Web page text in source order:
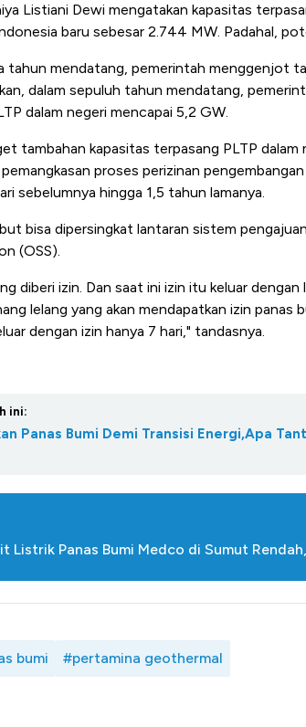
Listiani Dewi mengatakan kapasitas
baru sebesar 2.744 MW. Padahal,
tahun mendatang, pemerintah menggenjot
dalam sepuluh tahun mendatang,
dalam negeri mencapai 5,2 GW.
tambahan kapasitas terpasang PLTP dalam
proses perizinan
sebelumnya hingga 1,5 tahun lamanya.
bisa dipersingkat lantaran sistem
(OSS).
diberi izin. Dan saat ini izin itu keluar
lelang yang akan mendapatkan izin panas
dengan izin hanya 7 hari," tandasnya.
ini:
Panas Bumi Demi Transisi Energi,Apa
Listrik Panas Bumi Medco di Sumut
bumi #pertamina geothermal